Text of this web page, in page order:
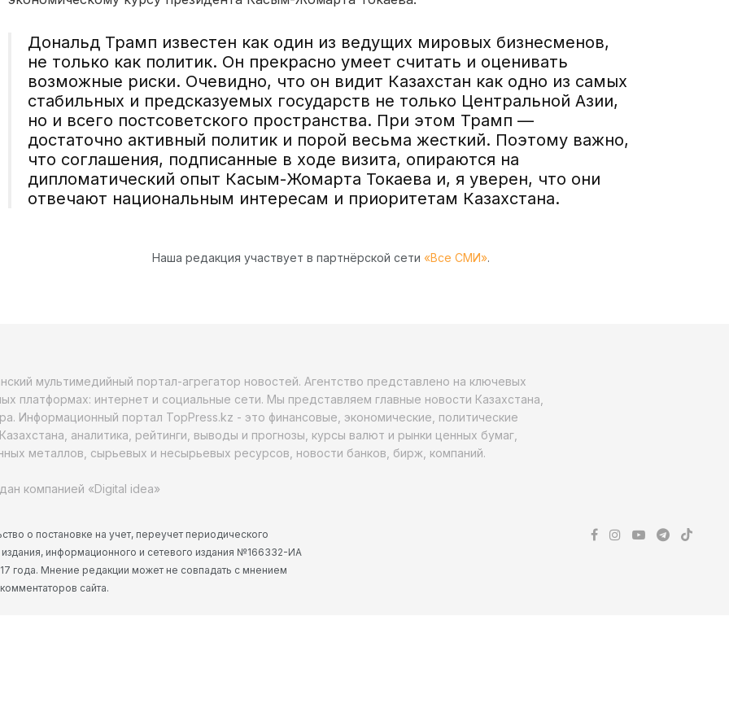
Дональд Трамп известен как один из ведущих мировых бизнесменов,
не только как политик. Он прекрасно умеет считать и оценивать
возможные риски. Очевидно, что он видит Казахстан как одно из самых
стабильных и предсказуемых государств не только Центральной Азии,
но и всего постсоветского пространства. При этом Трамп —
достаточно активный политик и порой весьма жесткий. Поэтому важно,
что соглашения, подписанные в ходе визита, опираются на
дипломатический опыт Касым-Жомарта Токаева и, я уверен, что они
отвечают национальным интересам и приоритетам Казахстана.
Наша редакция участвует в партнёрской сети «Все СМИ».
мультимедийный портал-агрегатор новостей. Агентство представлено на ключевых
платформах: интернет и социальные сети. Мы представляем главные новости Казахстана,
Информационный портал TopPress.kz - это финансовые, экономические, политические
аналитика, рейтинги, выводы и прогнозы, курсы валют и рынки ценных бумаг,
металлов, сырьевых и несырьевых ресурсов, новости банков, бирж, компаний.
компанией «Digital idea»
о постановке на учет, переучет периодического
издания, информационного и сетевого издания №166332-ИА
года. Мнение редакции может не совпадать с мнением
сайта.